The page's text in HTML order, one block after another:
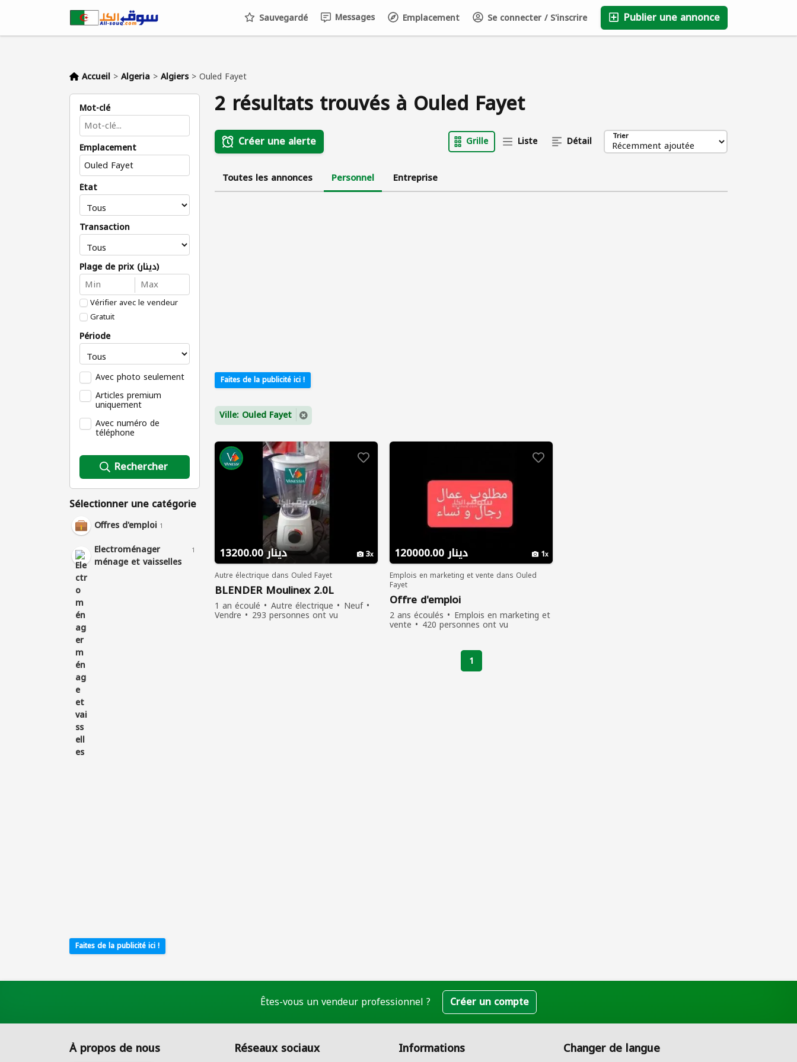
Publier une annonce
Se connecter / S'inscrire
Emplacement
Messages
Sauvegardé
Entreprises
Blog
FAQ
Sauvegardé 0
Accueil >Algeria >Algiers >Ouled Fayet
Mot-clé
Emplacement
État
Transaction
Plage de prix (دينار)
Vérifier avec le vendeur
Gratuit
Période
Avec photo seulement
Articles premium
uniquement
Avec numéro de
téléphone
Rechercher
Sélectionner une catégorie
Offres d'emploi 1
Electroménager
ménage et vaisselles
1
Faites de la publicité ici !
2 résultats trouvés à Ouled Fayet
Créer une alerte Grille Liste Détail Trier
Toutes les annonces Personnel Entreprise
Faites de la publicité ici !
Ville: Ouled Fayet
13200.00 دينار 3
Autre électrique dans Ouled Fayet
BLENDER Moulinex 2.0L
1 an écoulé Autre électrique Neuf
Vendre 293 personnes ont vu
120000.00 دينار 1
Emplois en marketing et vente dans Ouled
Fayet
Offre d'emploi
2 ans écoulés Emplois en marketing et
vente 420 personnes ont vu
1
Êtes-vous un vendeur professionnel ? Créer un compte
À propos de nous Réseaux sociaux Informations Changer de langue